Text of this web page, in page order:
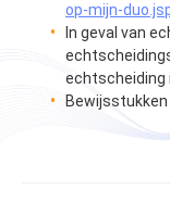
op-mijn-
In geval van
echtscheiding